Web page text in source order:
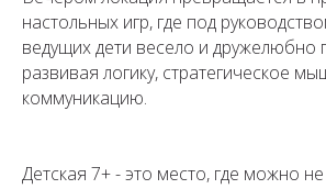
настольных игр, где под
ведущих дети весело и дружелюбно
развивая логику, стратегическое
коммуникацию.
Детская 7+ - это место, где можно